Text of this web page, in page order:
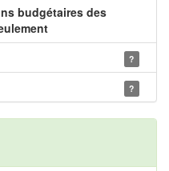
budgétaires des
?
?